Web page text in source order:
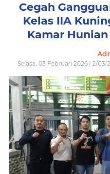
Cegah
Kelas IIA
Kamar
Selasa, 03 Februari 2026 | 2/03/